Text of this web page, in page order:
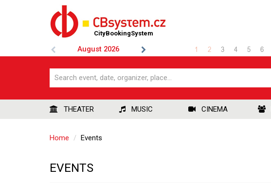
CityBookingSystem
August 2026 1 2 3 4 5 6
THEATER MUSIC CINEMA
Home Events
EVENTS